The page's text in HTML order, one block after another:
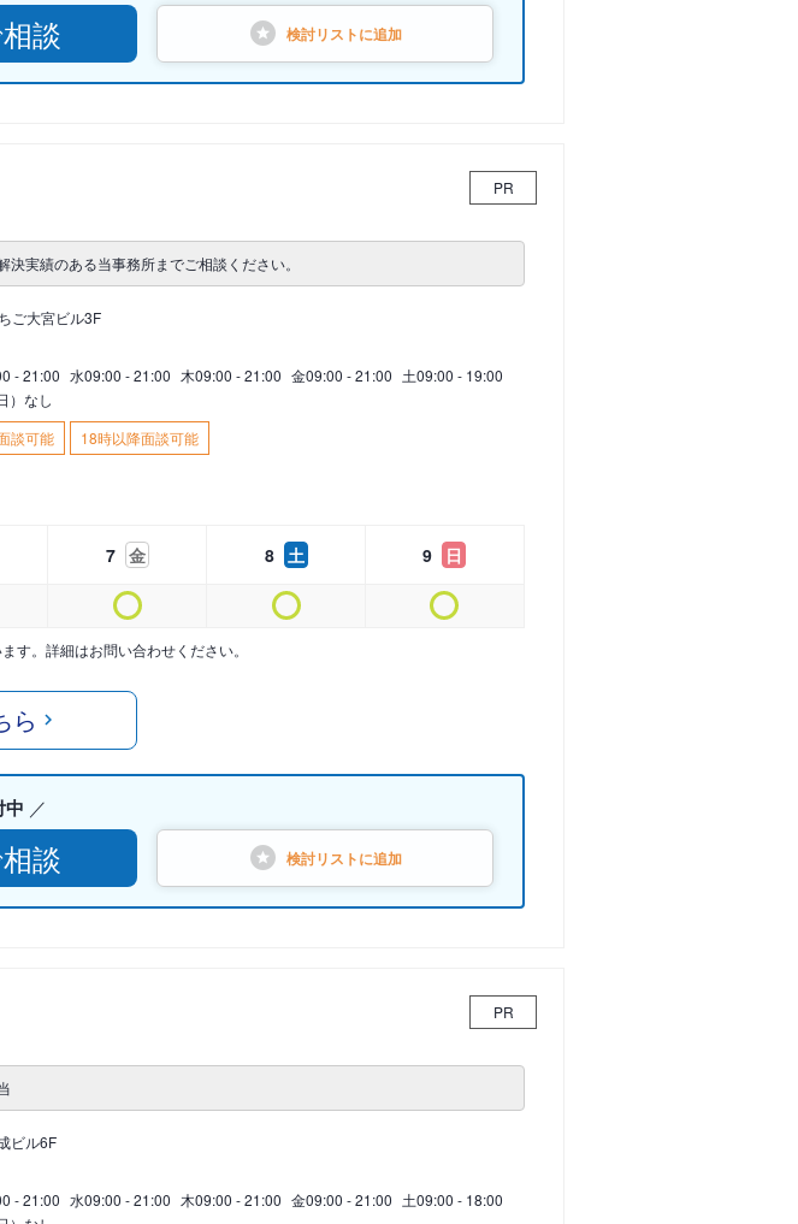
談 検討リストに追加
PR
実績のある当事務所までご相談ください。
ご大宮ビル3F
- 21:00 水09:00 - 21:00 木09:00 - 21:00 金09:00 - 21:00 土09:00 - 19:00
）なし
談可能 18時以降面談可能
7 金 8 土 9 日
す。詳細はお問い合わせください。
ら
中
談 検討リストに追加
PR
ビル6F
- 21:00 水09:00 - 21:00 木09:00 - 21:00 金09:00 - 21:00 土09:00 - 18:00